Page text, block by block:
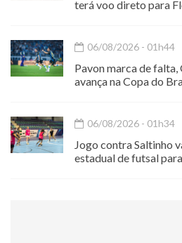
terá voo direto para
06/08/2026 - 01h44
Pavon marca de
avança na Copa do
06/08/2026 - 01h34
Jogo contra Saltinho
estadual de futsal